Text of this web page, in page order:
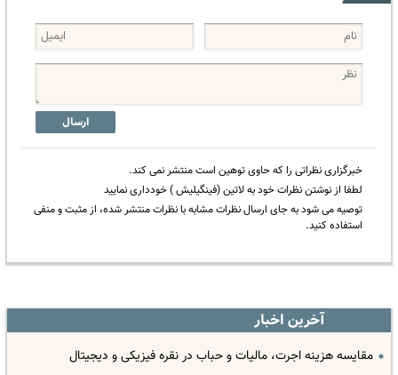
ارسال
خبرگزاری نظراتی را که حاوی توهین است منتشر نمی کند.
لطفا از نوشتن نظرات خود به لاتین (فینگیلیش ) خودداری نمایید
توصیه می شود به جای ارسال نظرات مشابه با نظرات منتشر شده، از مثبت و منفی
استفاده کنید.
آخرین اخبار
مقایسه هزینه اجرت، مالیات و حباب در نقره فیزیکی و دیجیتال